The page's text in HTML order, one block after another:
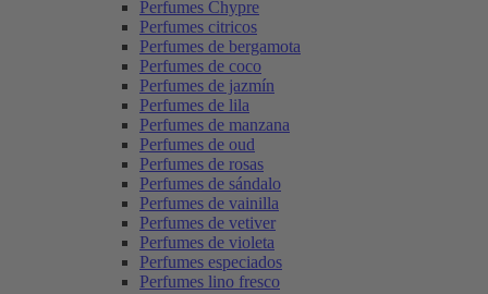
Perfumes Chypre
Perfumes citricos
Perfumes de bergamota
Perfumes de coco
Perfumes de jazmín
Perfumes de lila
Perfumes de manzana
Perfumes de oud
Perfumes de rosas
Perfumes de sándalo
Perfumes de vainilla
Perfumes de vetiver
Perfumes de violeta
Perfumes especiados
Perfumes lino fresco